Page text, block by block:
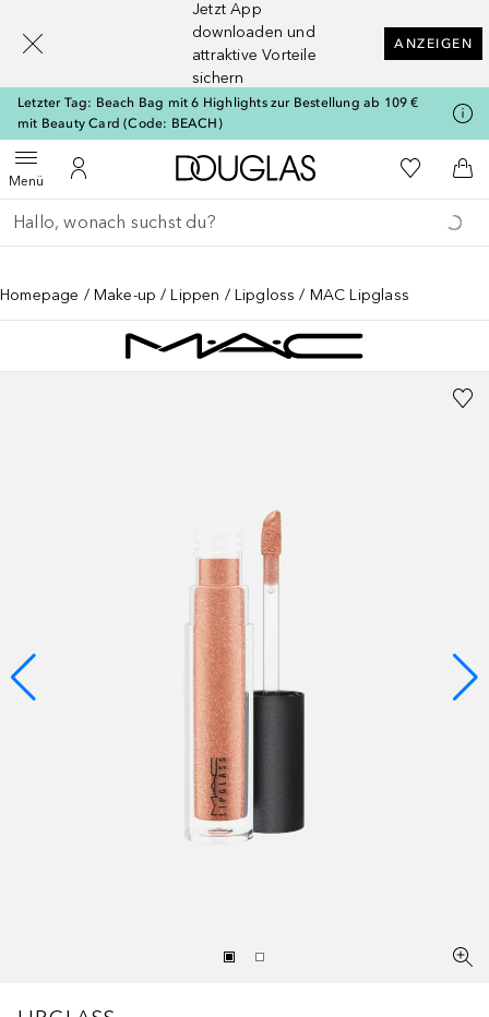
Jetzt App
downloaden und
attraktive Vorteile
sichern
ANZEIGEN
Letzter Tag: Beach Bag mit 6 Highlights zur Bestellung ab 109 €
mit Beauty Card (Code: BEACH)
MenüMenü öffnenZu Meinem Kundenkonto
Zur Douglas Startseite
Zu Meiner
Gehe zurück
Suche ausführen
Homepage Make-up Lippen Lipgloss MAC Lipglass
[navigation.slideout.screenreader]